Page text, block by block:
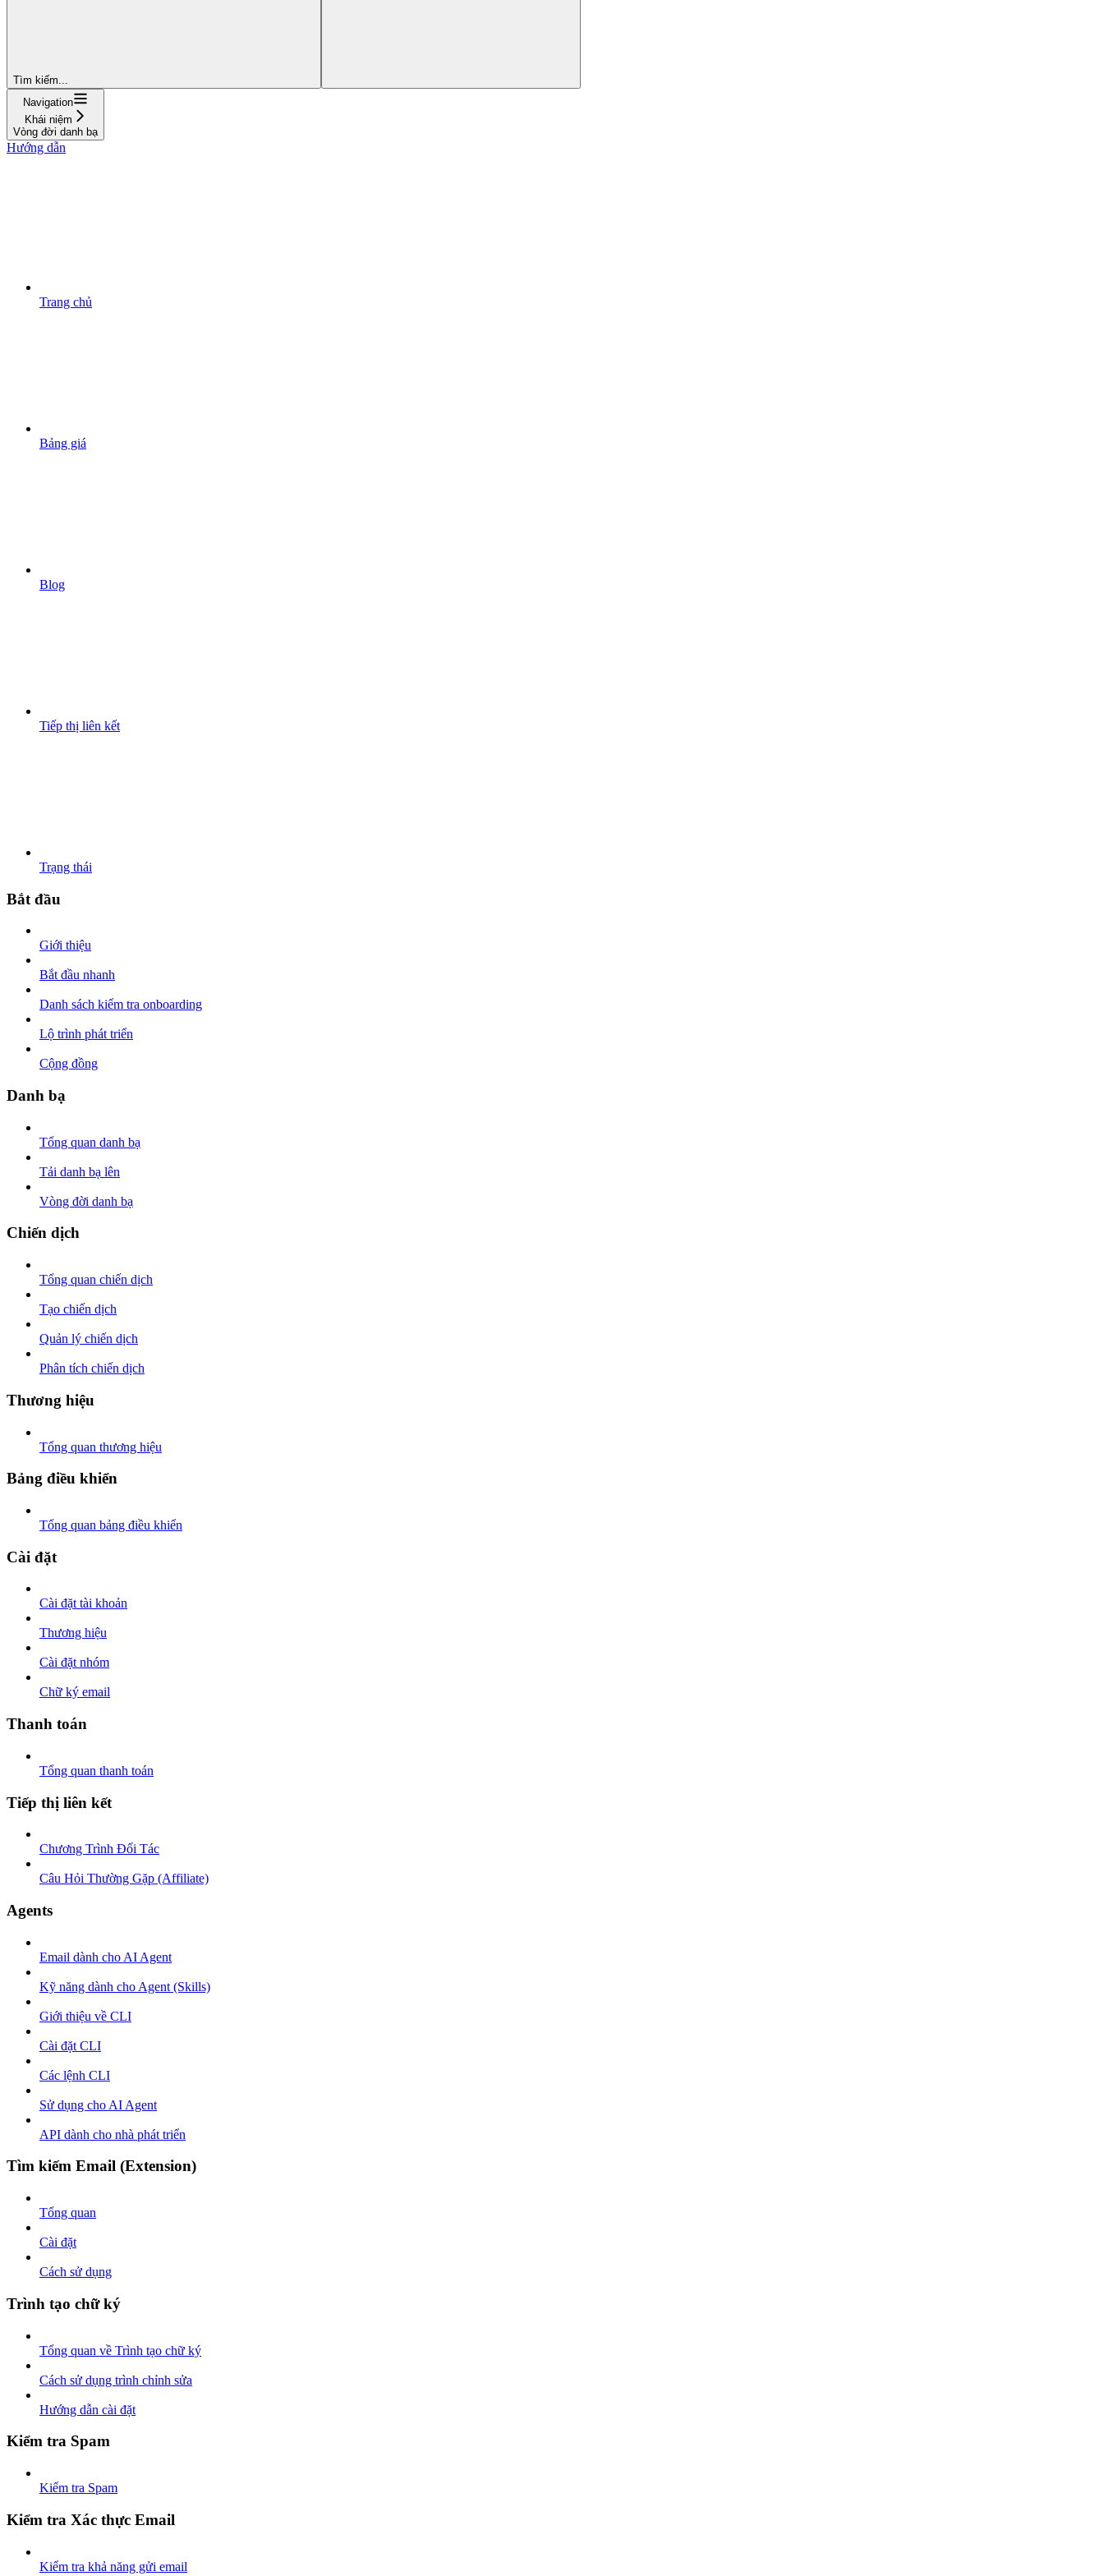
Tìm kiếm...
Navigation
Khái niệm
Vòng đời danh bạ
Hướng dẫn
Trang chủ
Bảng giá
Blog
Tiếp thị liên kết
Trạng thái
Bắt đầu
Giới thiệu
Bắt đầu nhanh
Danh sách kiểm tra onboarding
Lộ trình phát triển
Cộng đồng
Danh bạ
Tổng quan danh bạ
Tải danh bạ lên
Vòng đời danh bạ
Chiến dịch
Tổng quan chiến dịch
Tạo chiến dịch
Quản lý chiến dịch
Phân tích chiến dịch
Thương hiệu
Tổng quan thương hiệu
Bảng điều khiển
Tổng quan bảng điều khiển
Cài đặt
Cài đặt tài khoản
Thương hiệu
Cài đặt nhóm
Chữ ký email
Thanh toán
Tổng quan thanh toán
Tiếp thị liên kết
Chương Trình Đối Tác
Câu Hỏi Thường Gặp (Affiliate)
Agents
Email dành cho AI Agent
Kỹ năng dành cho Agent (Skills)
Giới thiệu về CLI
Cài đặt CLI
Các lệnh CLI
Sử dụng cho AI Agent
API dành cho nhà phát triển
Tìm kiếm Email (Extension)
Tổng quan
Cài đặt
Cách sử dụng
Trình tạo chữ ký
Tổng quan về Trình tạo chữ ký
Cách sử dụng trình chỉnh sửa
Hướng dẫn cài đặt
Kiểm tra Spam
Kiểm tra Spam
Kiểm tra Xác thực Email
Kiểm tra khả năng gửi email